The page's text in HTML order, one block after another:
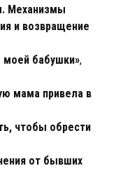
Механизмы
и возвращение
бабушки»,
мама привела в
чтобы обрести
от бывших